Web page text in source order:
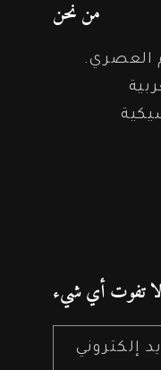
من نحن
العصري.
تفوت أي شيء
إلكتروني